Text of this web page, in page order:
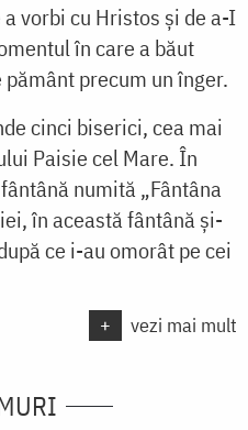
vorbi cu Hristos și de a-I
în care a băut
precum un înger.
cinci biserici, cea mai
Paisie cel Mare. În
numită „Fântâna
în această fântână și-
ce i-au omorât pe cei
+ vezi mai mult